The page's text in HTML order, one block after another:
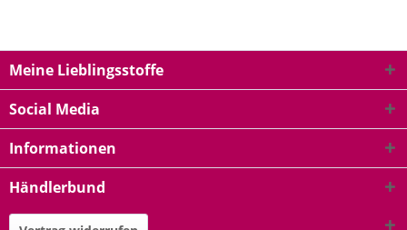
Meine Lieblingsstoffe
Social Media
Informationen
Händlerbund